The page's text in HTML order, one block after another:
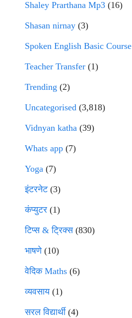
Shaley Prarthana Mp3 (16)
Shasan nirnay (3)
Spoken English Basic Course
Teacher Transfer (1)
Trending (2)
Uncategorised (3,818)
Vidnyan katha (39)
Whats app (7)
Yoga (7)
इंटरनेट(3)
कंप्युटर (1)
टिप्स & ट्रिक्स(830)
भाषणे(10)
वेदिक Maths (6)
व्यवसाय(1)
सरल विद्यार्थी(4)